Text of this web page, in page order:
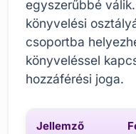
egyszerűbbé
könyvelési
csoportba
könyveléssel
hozzáférési joga.
Jellemző